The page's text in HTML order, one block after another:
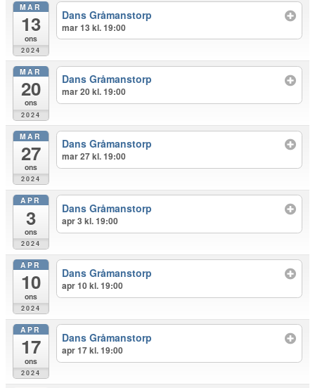
MAR
13
ons
2024
Dans Gråmanstorp
mar 13 kl. 19:00
MAR
20
ons
2024
Dans Gråmanstorp
mar 20 kl. 19:00
MAR
27
ons
2024
Dans Gråmanstorp
mar 27 kl. 19:00
APR
3
ons
2024
Dans Gråmanstorp
apr 3 kl. 19:00
APR
10
ons
2024
Dans Gråmanstorp
apr 10 kl. 19:00
APR
17
ons
2024
Dans Gråmanstorp
apr 17 kl. 19:00